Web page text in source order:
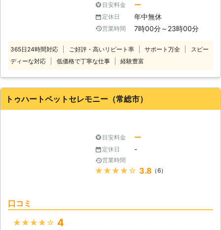
れが最後になるので、気の済むまでペ
ットちゃんと対峙してあげたいという
お気持ちは痛いほど、よくわかりま
して、弊社の火葬は完全個別でおこな
わせていただいております。弊社の個
モニー・個別火葬・ご拾骨まで合わせ
てお手伝いをさせていただきます。
ぜひペット火葬の時間を、大切にして
あげてくださいね。 ●24時間で対応
ってしまう時間は、予想が付きませ
ん。例えば深夜のあまり葬儀や営業し
ていない時間帯に、旅立ってしまうこ
ともあるのです。そうなると、すぐに
トラブルやクレームは一切ございませ
ん。 Ｐet Wishの理念は、「ご家屋や
ペットちゃんの気持ちを最優先し、い
つでも安心して任せていただけるよう
なパートナーを目指す」というもの。
また、Ｐet Wishの社名は「ペットに
祈りを、願いを」という願いを由来に
しています。Ｐet Wishがお手伝いす
るペット葬儀でたくさん涙を流した後
は、大好きなペットちゃんと楽しく過
で、専任スタッフが責任もって行いま
す 飼い主の方の心がわかるからこ
そ、真心こめたサービスが可能です
との別れを経験してきました。大切な
ペットがこの世を去って、さぞお辛い
フが大切なペットとのお別れを、真心
こめて行います。
目安料金 ー
定休日 年中無休
営業時間 7時00分～23時00分
365日24時間対応 ご好評・高いリピート率 サポート万全
スピー
ディーな対応
低価格で丁寧な仕事 経験豊富
トゥハートペットセレモニー（常総市）
目安料金 ー
定休日 -
営業時間
★★★★★ 3.8 （6）
口コミ
★★★★★ 4